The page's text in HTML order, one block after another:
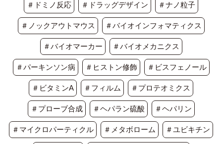
＃ドミノ反応 ＃ドラッグデザイン ＃ナノ粒子
＃ノックアウトマウス ＃バイオインフォマティクス
＃バイオマーカー ＃バイオメカニクス
＃パーキンソン病 ＃ヒストン修飾 ＃ビスフェノール
＃ビタミンA ＃フィルム ＃プロテオミクス
＃プローブ合成 ＃ヘパラン硫酸 ＃ヘパリン
＃マイクロパーティクル ＃メタボローム ＃ユビキチン